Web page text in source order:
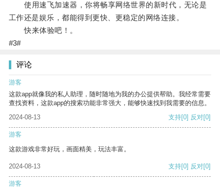
使用速飞加速器，你将畅享网络世界的新时代，无论是
工作还是娱乐，都能得到更快、更稳定的网络连接。
快来体验吧！。
#3#
评论
游客
这款app就像我的私人助理，随时随地为我的办公提供帮助。我经常需要
查找资料，这款app的搜索功能非常强大，能够快速找到我需要的信息。
2024-08-13
支持[0] 反对[0]
游客
这款游戏非常好玩，画面精美，玩法丰富。
2024-08-13 支持[0] 反对[0]
游客